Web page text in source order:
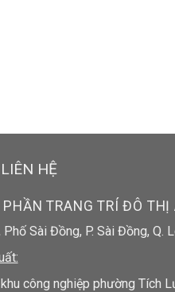
HỆ
PHẦN TRANG TRÍ ĐÔ THỊ
Sài Đồng, P. Sài Đồng, Q.
công nghiệp phường Tích